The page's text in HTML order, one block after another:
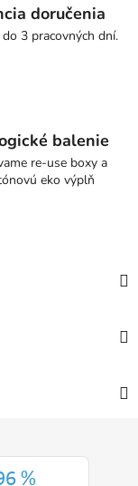
doručenia
3 pracovných dní.
balenie
re-use boxy a
eko výplň